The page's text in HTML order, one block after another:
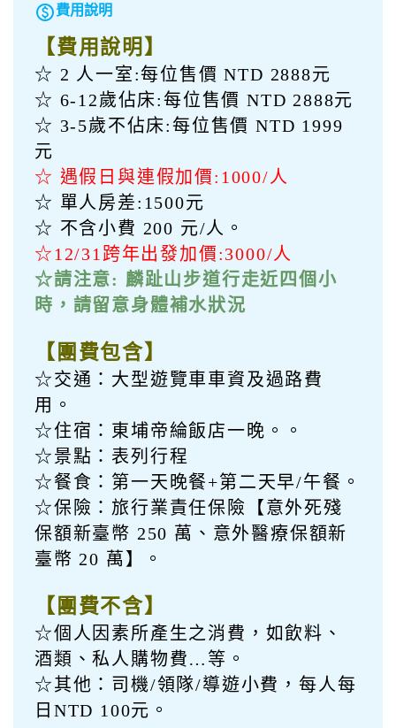
paid費用說明
【費用說明】
☆ 2 人一室:每位售價 NTD 2888元
☆ 6-12歲佔床:每位售價 NTD 2888元
☆ 3-5歲不佔床:每位售價 NTD 1999
元
☆ 遇假日與連假加價:1000/人
☆ 單人房差:1500元
☆ 不含小費 200 元/人。
☆12/31跨年出發加價:3000/人
☆請注意: 麟趾山步道行走近四個小
時，請留意身體補水狀況
【團費包含】
☆交通：大型遊覽車車資及過路費
用。
☆住宿：東埔帝綸飯店一晚。。
☆景點：表列行程
☆餐食：第一天晚餐+第二天早/午餐。
☆保險：旅行業責任保險【意外死殘
保額新臺幣 250 萬、意外醫療保額新
臺幣 20 萬】。
【團費不含】
☆個人因素所產生之消費，如飲料、
酒類、私人購物費…等。
☆其他：司機/領隊/導遊小費，每人每
日NTD 100元。